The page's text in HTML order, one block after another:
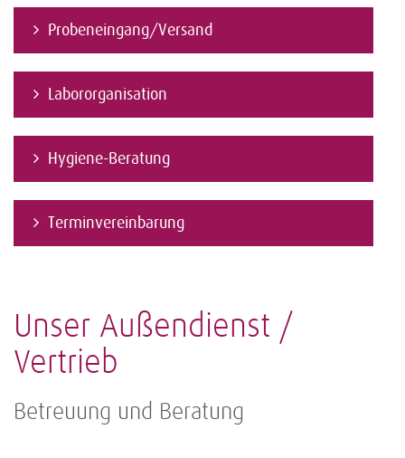
Probeneingang/Versand
Labororganisation
Hygiene-Beratung
Terminvereinbarung
Unser Außendienst /
Vertrieb
Betreuung und Beratung